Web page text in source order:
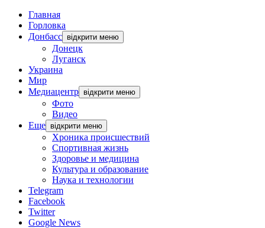
Главная
Горловка
Донбасс відкрити меню
Донецк
Луганск
Украина
Мир
Медиацентр відкрити меню
Фото
Видео
Еще відкрити меню
Хроника происшествий
Спортивная жизнь
Здоровье и медицина
Культура и образование
Наука и технологии
Telegram
Facebook
Twitter
Google News